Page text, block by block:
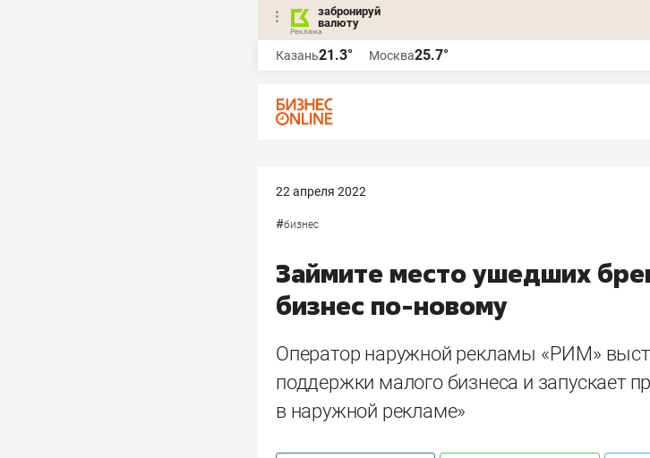
забронируй
валюту
Казань21.3° Москва25.7°
22 апреля 2022
#бизнес
Займите место ушедших
бизнес по-новому
Оператор наружной рекламы «РИМ»
поддержки малого бизнеса и запускает
в наружной рекламе»